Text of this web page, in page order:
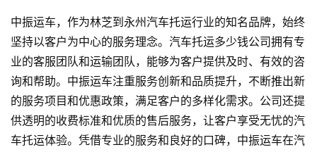
中振运车，作为林芝到永州汽车托运行业的知名品牌，始终
坚持以客户为中心的服务理念。汽车托运多少钱公司拥有专
业的客服团队和运输团队，能够为客户提供及时、有效的咨
询和帮助。中振运车注重服务创新和品质提升，不断推出新
的服务项目和优惠政策，满足客户的多样化需求。公司还提
供透明的收费标准和优质的售后服务，让客户享受无忧的汽
车托运体验。凭借专业的服务和良好的口碑，中振运车在汽